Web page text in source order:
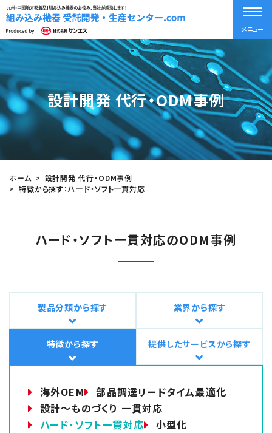
メニュー
設計開発 代行・ODM事例
ホーム
設計開発 代行・ODM事例
特徴から探す：ハード・ソフト一貫対応
ハード・ソフト一貫対応のODM事例
製品分類から探す 業界から探す
特徴から探す 提供したサービスから探す
海外OEM
部品調達リードタイム最適化
設計～ものづくり 一貫対応
ハード・ソフト一貫対応
小型化